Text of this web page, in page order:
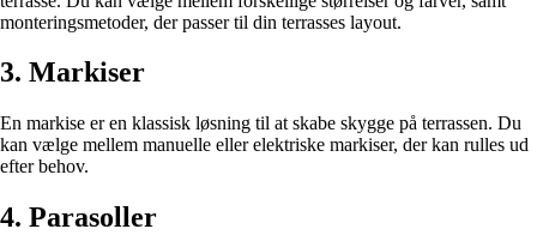
monteringsmetoder, der passer til din terrasses layout.
3. Markiser
En markise er en klassisk løsning til at skabe skygge på terrassen. Du
kan vælge mellem manuelle eller elektriske markiser, der kan rulles ud
efter behov.
4. Parasoller